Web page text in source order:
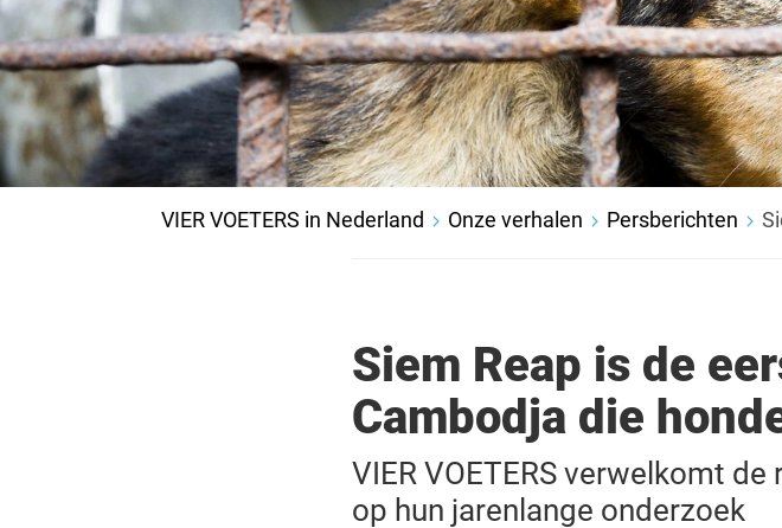
VIER VOETERS in Nederland Onze verhalen Persberichten
Siem Reap is de
Cambodja die
VIER VOETERS verwelkomt
op hun jarenlange onderzoek